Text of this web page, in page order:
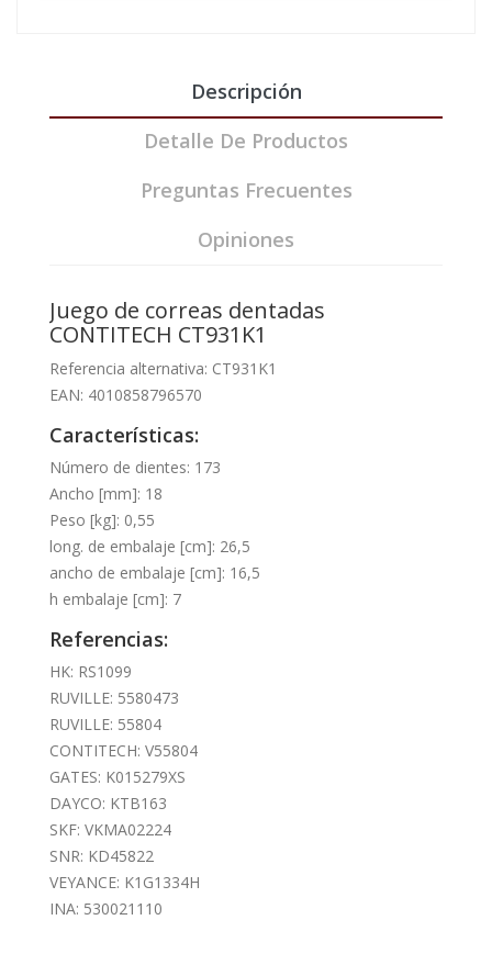
Descripción
Detalle De Productos
Preguntas Frecuentes
Opiniones
Juego de correas dentadas
CONTITECH CT931K1
Referencia alternativa: CT931K1
EAN: 4010858796570
Características:
Número de dientes: 173
Ancho [mm]: 18
Peso [kg]: 0,55
long. de embalaje [cm]: 26,5
ancho de embalaje [cm]: 16,5
h embalaje [cm]: 7
Referencias:
HK: RS1099
RUVILLE: 5580473
RUVILLE: 55804
CONTITECH: V55804
GATES: K015279XS
DAYCO: KTB163
SKF: VKMA02224
SNR: KD45822
VEYANCE: K1G1334H
INA: 530021110